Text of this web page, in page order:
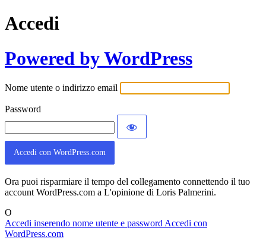
Accedi
Powered by WordPress
Nome utente o indirizzo email
Password
Accedi con WordPress.com
Ora puoi risparmiare il tempo del collegamento connettendo il tuo
account WordPress.com a L'opinione di Loris Palmerini.
O
Accedi inserendo nome utente e password Accedi con
WordPress.com